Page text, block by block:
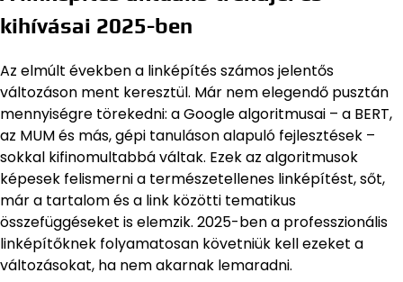
kihívásai 2025-ben
Az elmúlt években a linképítés számos jelentős
változáson ment keresztül. Már nem elegendő pusztán
mennyiségre törekedni: a Google algoritmusai – a BERT,
az MUM és más, gépi tanuláson alapuló fejlesztések –
sokkal kifinomultabbá váltak. Ezek az algoritmusok
képesek felismerni a természetellenes linképítést, sőt,
már a tartalom és a link közötti tematikus
összefüggéseket is elemzik. 2025-ben a professzionális
linképítőknek folyamatosan követniük kell ezeket a
változásokat, ha nem akarnak lemaradni.